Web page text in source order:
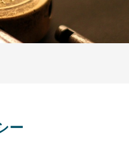
ー